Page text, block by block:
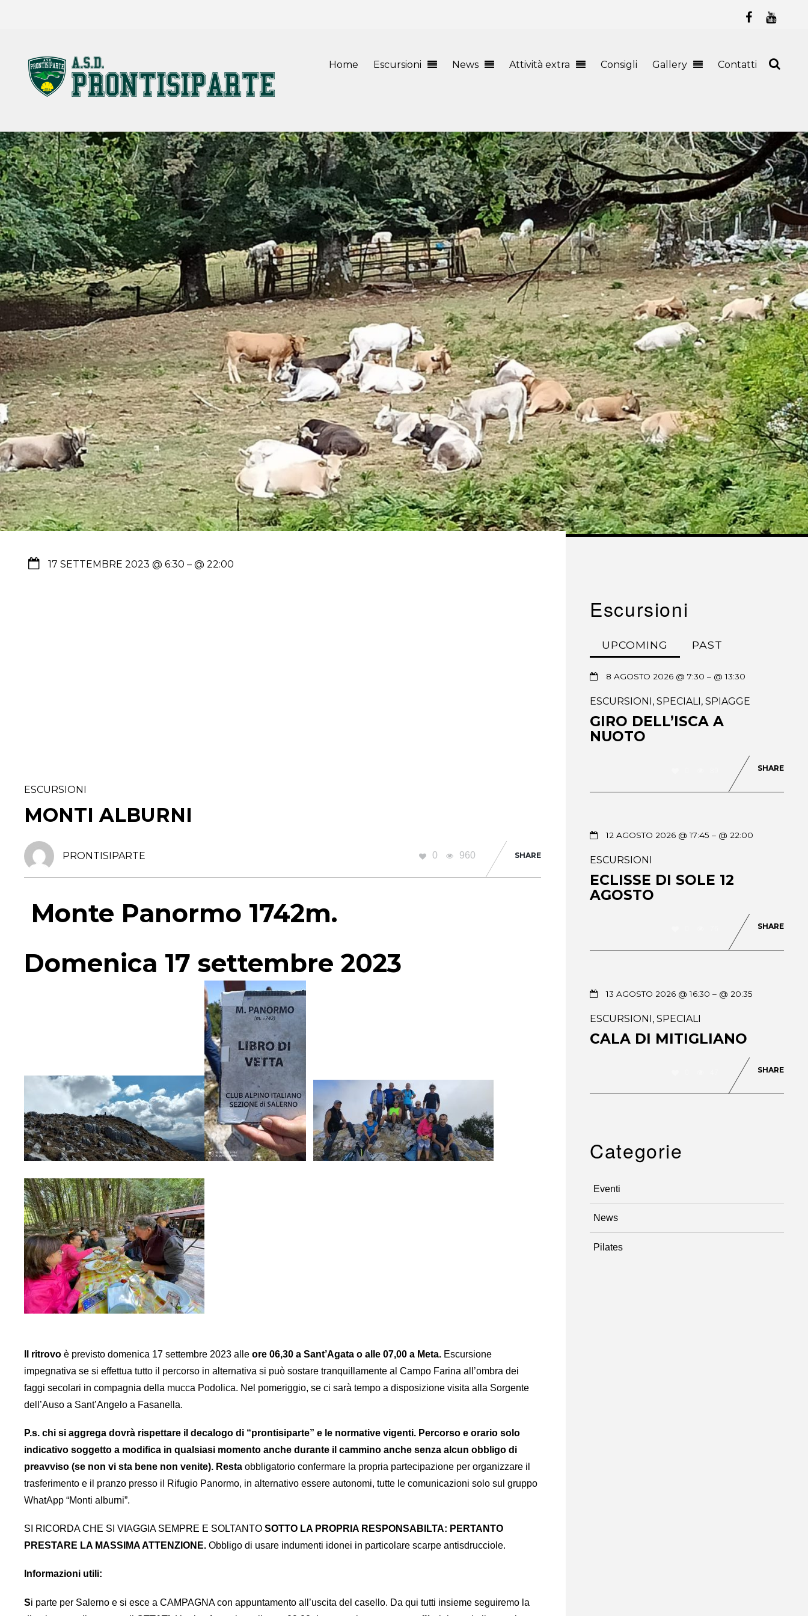
Home Escursioni News Attività extra Consigli Gallery Contatti
17 SETTEMBRE 2023 @ 6:30– @ 22:00
ESCURSIONI
MONTI ALBURNI
PRONTISIPARTE 0 960 SHARE
Monte Panormo 1742m.
Domenica 17 settembre 2023
Il ritrovo è previsto domenica 17 settembre 2023 alleore 06,30 a Sant’Agata o alle 07,00 a Meta. Escursione
impegnativa se si effettua tutto il percorso in alternativa si può sostare tranquillamente al Campo Farina all’ombra dei
faggi secolari in compagnia della mucca Podolica. Nel pomeriggio, se ci sarà tempo a disposizione visita alla Sorgente
dell’Auso a Sant’Angelo a Fasanella.
P.s. chi si aggrega dovrà rispettare il decalogo di “prontisiparte” e le normative vigenti. Percorso e orario solo
indicativo soggetto a modifica in qualsiasi momento anche durante il cammino anche senza alcun obbligo di
preavviso (se non vi sta bene non venite). Resta obbligatorio confermare la propria partecipazione per organizzare il
trasferimento e il pranzo presso il Rifugio Panormo, in alternativo essere autonomi, tutte le comunicazioni solo sul gruppo
WhatApp “Monti alburni”.
SI RICORDA CHE SI VIAGGIA SEMPRE E SOLTANTO SOTTO LA PROPRIA RESPONSABILTA: PERTANTO
PRESTARE LA MASSIMA ATTENZIONE.Obbligo di usare indumenti idonei in particolare scarpe antisdrucciole.
Informazioni utili:
Si parte per Salerno e si esce a CAMPAGNA con appuntamento all’uscita del casello. Da qui tutti insieme seguiremo la
Escursioni
UPCOMING PAST
8 AGOSTO 2026 @ 7:30– @ 13:30
ESCURSIONI,SPECIALI,SPIAGGE
GIRO DELL’ISCA A
NUOTO
SHARE
12 AGOSTO 2026 @ 17:45– @ 22:00
ESCURSIONI
ECLISSE DI SOLE 12
AGOSTO
SHARE
13 AGOSTO 2026 @ 16:30– @ 20:35
ESCURSIONI,SPECIALI
CALA DI MITIGLIANO
SHARE
Categorie
Eventi
News
Pilates